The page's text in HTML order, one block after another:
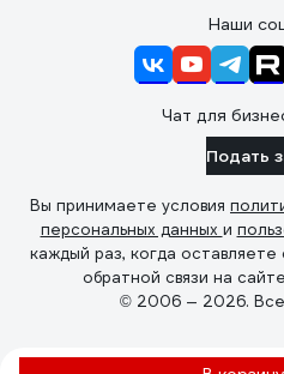
Наши
Чат для
Подать
Вы принимаете условия
персональных данных и
каждый раз, когда
обратной связи на
© 2006 — 2026.